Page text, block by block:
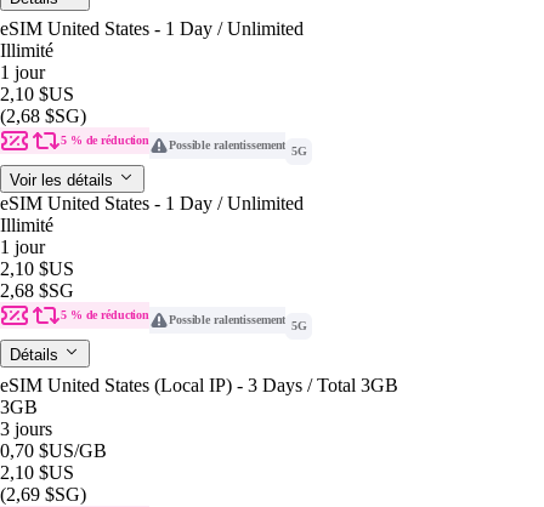
eSIM United States - 1 Day / Unlimited
Illimité
1 jour
2,10 $US
(2,68 $SG)
5 % de réduction Possible ralentissement 5G
Voir les détails
eSIM United States - 1 Day / Unlimited
Illimité
1 jour
2,10 $US
2,68 $SG
5 % de réduction Possible ralentissement 5G
Détails
eSIM United States (Local IP) - 3 Days / Total 3GB
3GB
3 jours
0,70 $US/GB
2,10 $US
(2,69 $SG)